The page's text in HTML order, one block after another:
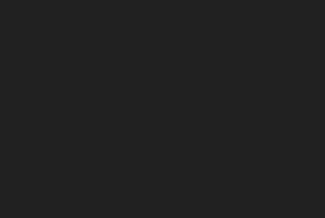
и зрителей Кубка
государств,
лучшего в этом виде